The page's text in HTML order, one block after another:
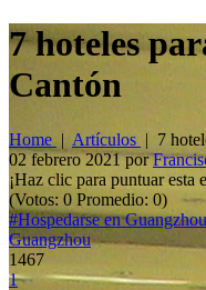
7 hoteles
Cantón
Home | Artículos | 7
02 febrero 2021por
¡Haz clic para puntuar esta
(Votos: 0 Promedio: 0)
#Hospedarse en Guangzhou
Guangzhou
1467
1